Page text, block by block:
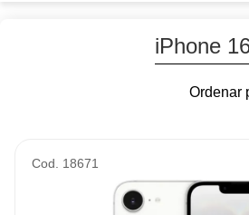
iPhone
Ordenar
Cod. 18671